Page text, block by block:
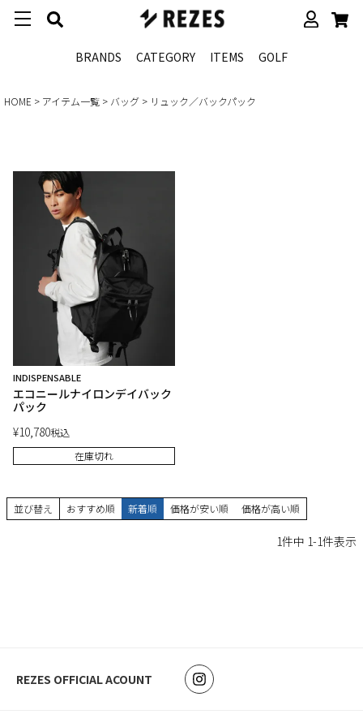
BRANDS CATEGORY ITEMS GOLF
HOME アイテム一覧 バッグ リュック／バックパック
INDISPENSABLE
エコニールナイロンデイバック
パック
¥10,780税込
在庫切れ
並び替え おすすめ順 新着順 価格が安い順 価格が高い順
1件中 1-1件表示
REZES OFFICIAL ACOUNT